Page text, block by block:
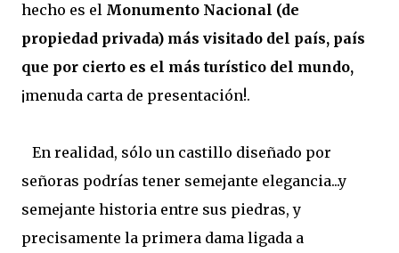
hecho es el Monumento Nacional (de
propiedad privada) más visitado del país, país
que por cierto es el más turístico del mundo,
¡menuda carta de presentación!.
En realidad, sólo un castillo diseñado por
señoras podrías tener semejante elegancia...y
semejante historia entre sus piedras, y
precisamente la primera dama ligada a